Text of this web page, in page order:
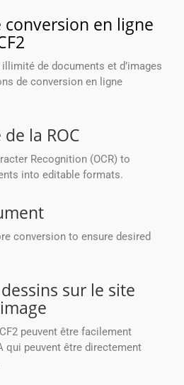
en ligne
de documents et d’images
de conversion en ligne
la ROC
Recognition (OCR) to
into editable formats.
conversion to ensure desired
sur le site
peuvent être facilement
qui peuvent être directement